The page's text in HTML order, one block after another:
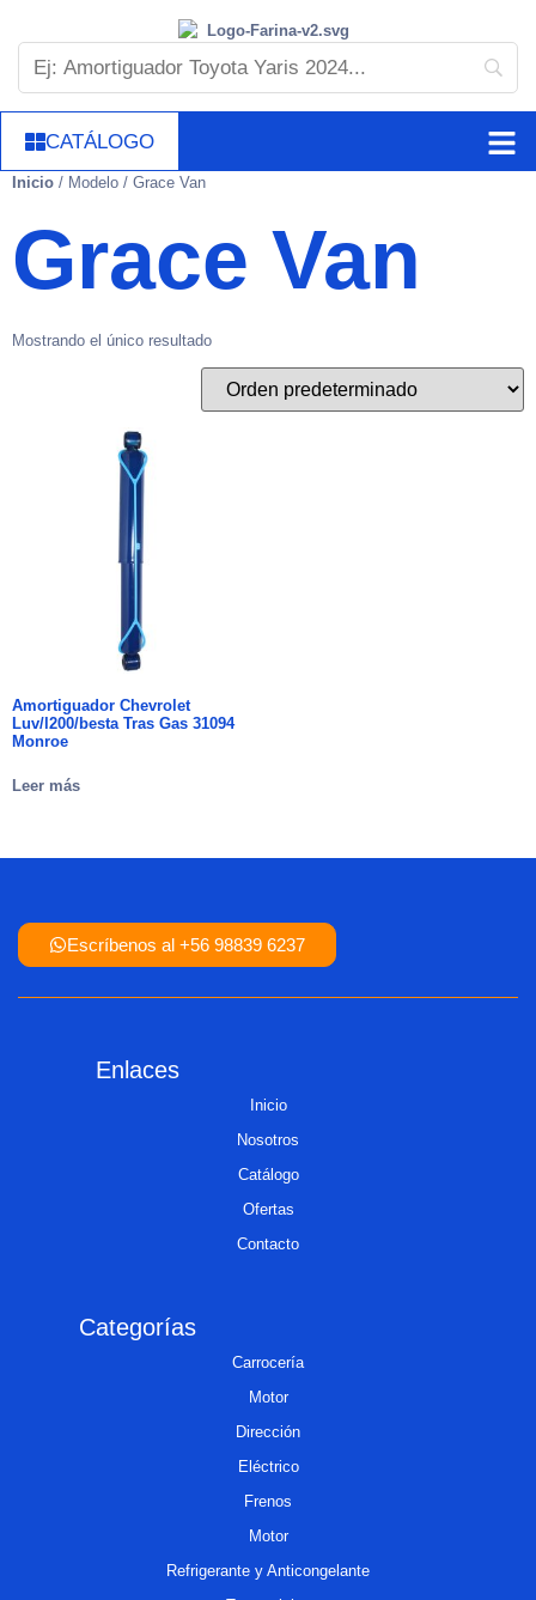
CATÁLOGO
Inicio / Modelo / Grace Van
Grace Van
Mostrando el único resultado
Amortiguador Chevrolet
Luv/l200/besta Tras Gas 31094
Monroe
Leer más
Escríbenos al +56 98839 6237
Enlaces
Inicio
Nosotros
Catálogo
Ofertas
Contacto
Categorías
Carrocería
Motor
Dirección
Eléctrico
Frenos
Motor
Refrigerante y Anticongelante